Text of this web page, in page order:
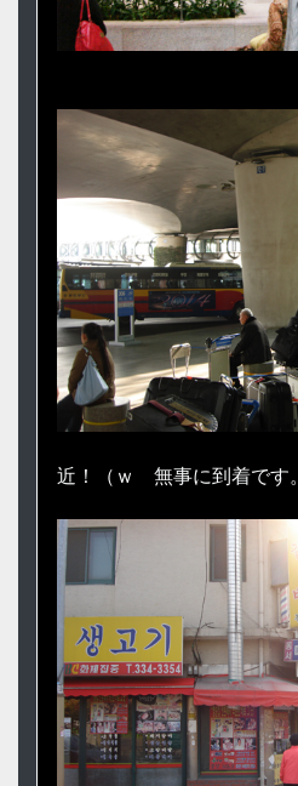
近！（ｗ 無事に到着です。